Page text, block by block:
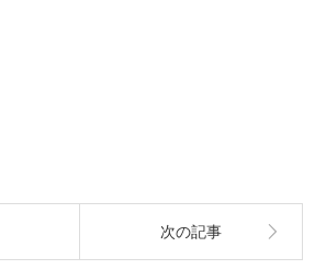
次の記事